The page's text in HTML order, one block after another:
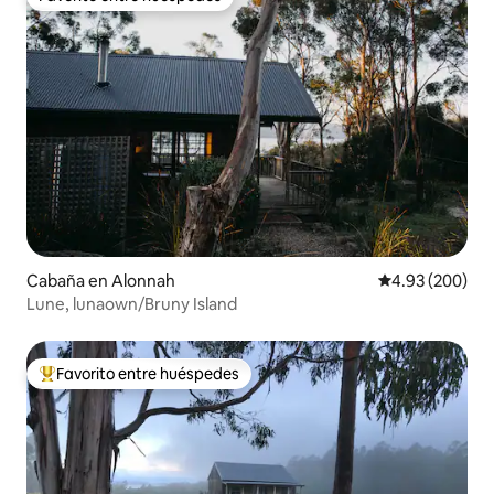
Favorito entre huéspedes
Cabaña en Alonnah Calificación
4.93 (200)
Lune, lunaown/Bruny Island
Favorito entre huéspedes preferido
Favorito entre huéspedes